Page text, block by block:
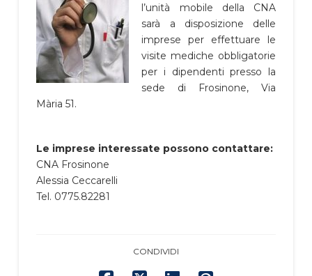
l’unità mobile della CNA
sarà a disposizione delle
imprese per effettuare le
visite mediche obbligatorie
per i dipendenti presso la
sede di Frosinone, Via
Mària 51.
Le imprese interessate possono contattare:
CNA Frosinone
Alessia Ceccarelli
Tel. 0775.82281
CONDIVIDI